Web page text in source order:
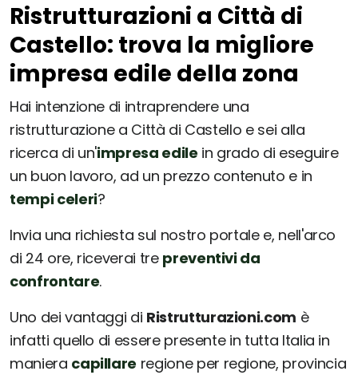
Ristrutturazioni a Città di
Castello: trova la migliore
impresa edile della zona
Hai intenzione di intraprendere una
ristrutturazione a Città di Castello e sei alla
ricerca di un'impresa edile in grado di eseguire
un buon lavoro, ad un prezzo contenuto e in
tempi celeri?
Invia una richiesta sul nostro portale e, nell'arco
di 24 ore, riceverai tre preventivi da
confrontare.
Uno dei vantaggi di Ristrutturazioni.com è
infatti quello di essere presente in tutta Italia in
maniera capillare regione per regione, provincia